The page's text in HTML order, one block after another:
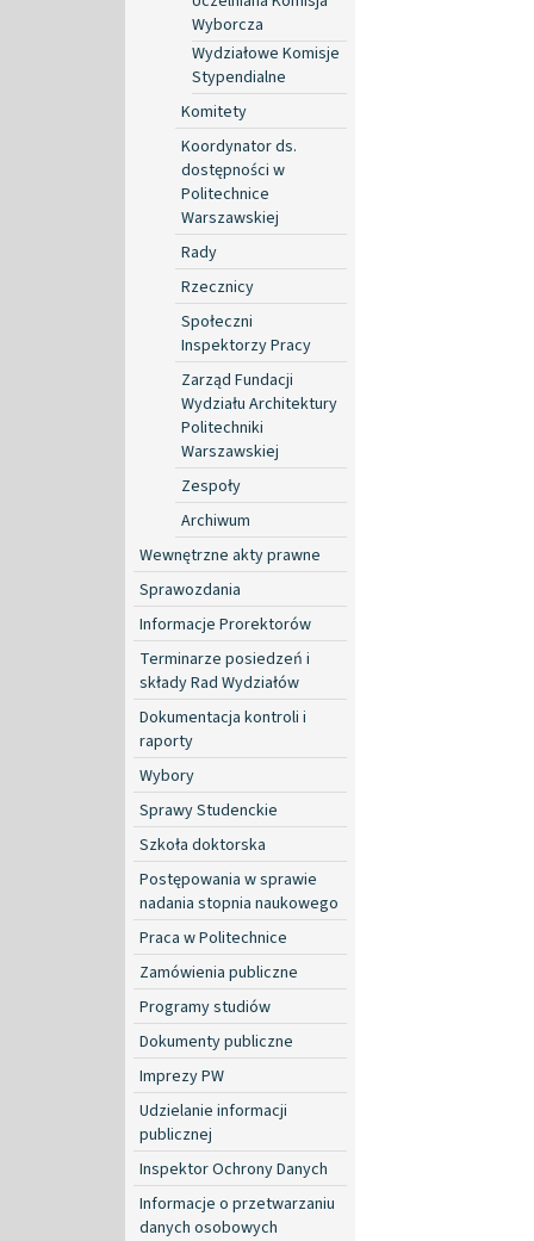
Wyborcza
Wydziałowe Komisje
Stypendialne
Komitety
Koordynator ds.
dostępności w
Politechnice
Warszawskiej
Rady
Rzecznicy
Społeczni
Inspektorzy Pracy
Zarząd Fundacji
Wydziału Architektury
Politechniki
Warszawskiej
Zespoły
Archiwum
Wewnętrzne akty prawne
Sprawozdania
Informacje Prorektorów
Terminarze posiedzeń i
składy Rad Wydziałów
Dokumentacja kontroli i
raporty
Wybory
Sprawy Studenckie
Szkoła doktorska
Postępowania w sprawie
nadania stopnia naukowego
Praca w Politechnice
Zamówienia publiczne
Programy studiów
Dokumenty publiczne
Imprezy PW
Udzielanie informacji
publicznej
Inspektor Ochrony Danych
Informacje o przetwarzaniu
danych osobowych